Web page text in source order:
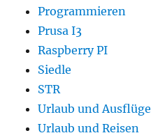
Programmieren
Prusa I3
Raspberry PI
Siedle
STR
Urlaub und Ausflüge
Urlaub und Reisen